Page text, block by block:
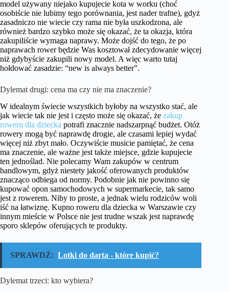
model używany niejako kupujecie kota w worku (choć
osobiście nie lubimy tego porównania, jest nader trafne), gdyż
zasadniczo nie wiecie czy rama nie była uszkodzona, ale
również bardzo szybko może się okazać, że ta okazja, która
zakupiliście wymaga naprawy. Może dojść do tego, że po
naprawach rower będzie Was kosztował zdecydowanie więcej
niż gdybyście zakupili nowy model. A więc warto tutaj
hołdować zasadzie: “new is always better”.
Dylemat drugi: cena ma czy nie ma znaczenie?
W idealnym świecie wszystkich byłoby na wszystko stać, ale
jak wiecie tak nie jest i często może się okazać, że zakup
roweru dla dziecka potrafi znacznie nadszarpnąć budżet. Otóż
rowery mogą być naprawdę drogie, ale czasami lepiej wydać
więcej niż zbyt mało. Oczywiście musicie pamiętać, że cena
ma znaczenie, ale ważne jest także miejsce, gdzie kupujecie
ten jednoślad. Nie polecamy Wam zakupów w centrum
handlowym, gdyż niestety jakość oferowanych produktów
znacząco odbiega od normy. Podobnie jak nie powinno się
kupować opon samochodowych w supermarkecie, tak samo
jest z rowerem. Niby to proste, a jednak wielu rodziców woli
iść na łatwiznę. Kupno roweru dla dziecka w Warszawie czy
innym mieście w Polsce nie jest trudne wszak jest naprawdę
sporo sklepów oferujących te produkty.
SPRAWDŹ: Lotki do darta - które kupić?
Dylemat trzeci: kto wybiera?